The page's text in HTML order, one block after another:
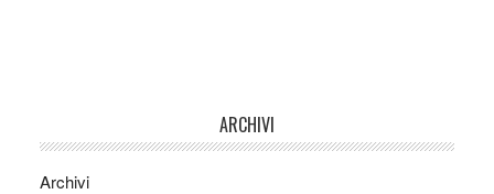
ARCHIVI
Archivi